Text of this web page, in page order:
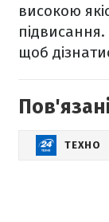
високою
щоб
ТЕХНО